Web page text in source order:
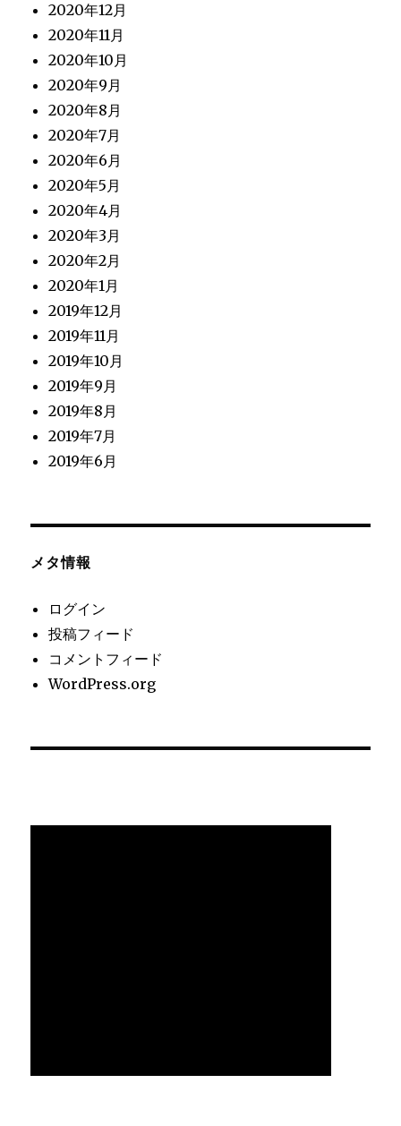
2020年12月
2020年11月
2020年10月
2020年9月
2020年8月
2020年7月
2020年6月
2020年5月
2020年4月
2020年3月
2020年2月
2020年1月
2019年12月
2019年11月
2019年10月
2019年9月
2019年8月
2019年7月
2019年6月
メタ情報
ログイン
投稿フィード
コメントフィード
WordPress.org